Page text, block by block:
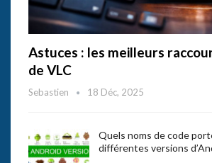
Astuces : les meilleurs
de VLC
Sebastien 18 Déc, 2025
Quels noms de code
différentes versions